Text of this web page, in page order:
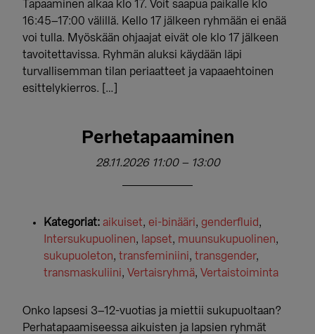
Tapaaminen alkaa klo 17. Voit saapua paikalle klo
16:45–17:00 välillä. Kello 17 jälkeen ryhmään ei enää
voi tulla. Myöskään ohjaajat eivät ole klo 17 jälkeen
tavoitettavissa. Ryhmän aluksi käydään läpi
turvallisemman tilan periaatteet ja vapaaehtoinen
esittelykierros. […]
Perhetapaaminen
28.11.2026 11:00– 13:00
Kategoriat: aikuiset,ei-binääri, genderfluid,
Intersukupuolinen, lapset, muunsukupuolinen,
sukupuoleton,transfeminiini,transgender,
transmaskuliini,Vertaisryhmä,Vertaistoiminta
Onko lapsesi 3–12-vuotias ja miettii sukupuoltaan?
Perhatapaamiseessa aikuisten ja lapsien ryhmät